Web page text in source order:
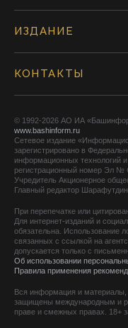
ИЗДАНИЕ
КОНТАКТЫ
© 1992-2026 АО ИА
www.bashinform.ru
Сетевое издание
зарегистрировано в
информационных технологий
регистрационный номер Эл №
Учредитель Акционерное
Главный редактор
При перепечатке или
Для интернет-изданий и
обязательна. Использование
связанных с ссылкой на
допускается только с
Об использовании
Правила применения
Вся информация и
защищены международным и
праве и смежных правах. 18+